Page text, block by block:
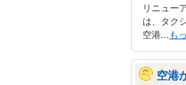
リニュー
は、タク
空港...も
空港